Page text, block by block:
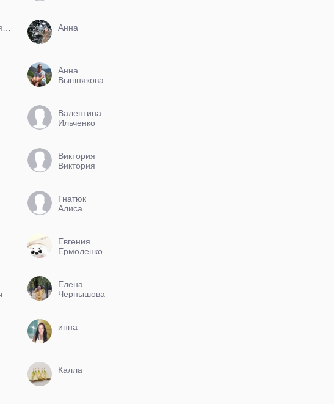
Анна
Анна
Вышнякова
Валентина
Ильченко
Виктория
Виктория
Гнатюк
Алиса
Евгения
Ермоленко
Елена
Чернышова
инна
Калла